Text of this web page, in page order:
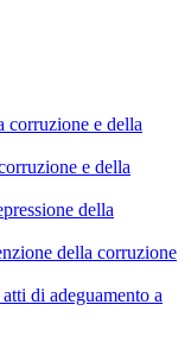
corruzione e della
e della
della
della corruzione
di adeguamento a